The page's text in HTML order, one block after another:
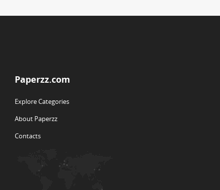
Paperzz.com
Explore Categories
About Paperzz
Contacts